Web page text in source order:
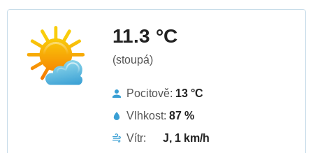
11.3 °C
(stoupá)
Pocitově: 13 °C
Vlhkost: 87 %
Vítr:
J, 1 km/h